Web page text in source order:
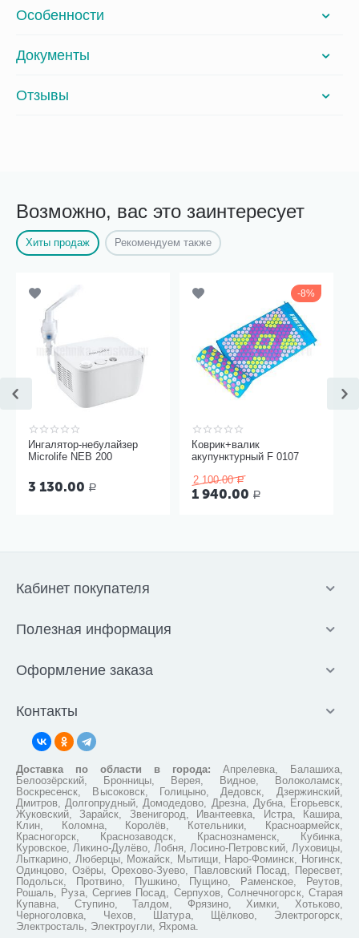
Особенности
Документы
Отзывы
Возможно, вас это заинтересует
Хиты продаж Рекомендуем также
Ингалятор-небулайзер
Microlife NEB 200
3 130.00 Р
8%
Коврик+валик
акупунктурный F 0107
2 100.00 Р
1 940.00 Р
Кабинет покупателя
Полезная информация
Оформление заказа
Контакты
Доставка по области в города: Апрелевка, Балашиха,
Белоозёрский, Бронницы, Верея, Видное, Волоколамск,
Воскресенск, Высоковск, Голицыно, Дедовск, Дзержинский,
Дмитров, Долгопрудный, Домодедово, Дрезна, Дубна, Егорьевск,
Жуковский, Зарайск, Звенигород, Ивантеевка, Истра, Кашира,
Клин, Коломна, Королёв, Котельники, Красноармейск,
Красногорск, Краснозаводск, Краснознаменск, Кубинка,
Куровское, Ликино-Дулёво, Лобня, Лосино-Петровский, Луховицы,
Лыткарино, Люберцы, Можайск, Мытищи, Наро-Фоминск, Ногинск,
Одинцово, Озёры, Орехово-Зуево, Павловский Посад, Пересвет,
Подольск, Протвино, Пушкино, Пущино, Раменское, Реутов,
Рошаль, Руза, Сергиев Посад, Серпухов, Солнечногорск, Старая
Купавна, Ступино, Талдом, Фрязино, Химки, Хотьково,
Черноголовка, Чехов, Шатура, Щёлково, Электрогорск,
Электросталь, Электроугли, Яхрома.